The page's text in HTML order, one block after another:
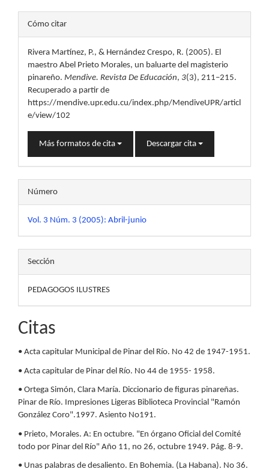
Detalles
del
artículo
Cómo citar
Rivera Martínez, P., & Hernández Crespo, R. (2005). El
maestro Abel Prieto Morales, un baluarte del magisterio
pinareño. Mendive. Revista De Educación, 3(3), 211–215.
Recuperado a partir de
https://mendive.upr.edu.cu/index.php/MendiveUPR/articl
e/view/102
Más formatos de cita Descargar cita
Número
Vol. 3 Núm. 3 (2005): Abril-junio
Sección
PEDAGOGOS ILUSTRES
Citas
• Acta capitular Municipal de Pinar del Río. No 42 de 1947-1951.
• Acta capitular de Pinar del Río. No 44 de 1955- 1958.
• Ortega Simón, Clara María. Diccionario de figuras pinareñas.
Pinar de Río. Impresiones Ligeras Biblioteca Provincial "Ramón
González Coro".1997. Asiento No191.
• Prieto, Morales. A: En octubre. "En órgano Oficial del Comité
todo por Pinar del Río" Año 11, no 26, octubre 1949. Pág. 8-9.
• Unas palabras de desaliento. En Bohemia. (La Habana). No 36.